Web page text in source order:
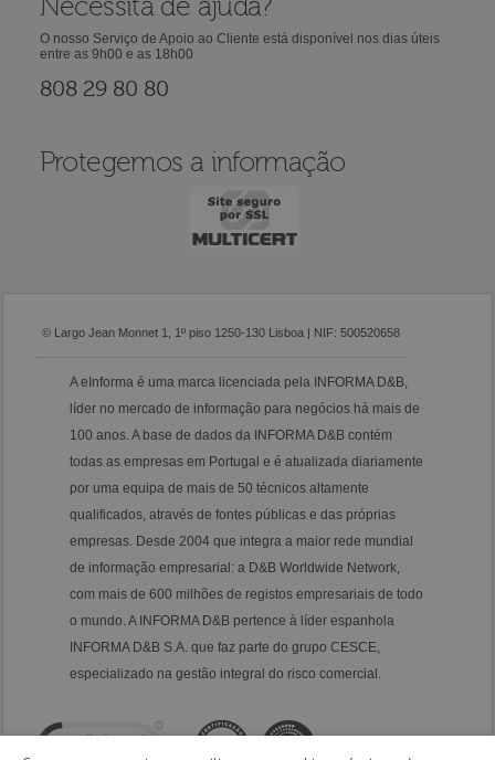
Necessita de ajuda?
O nosso Serviço de Apoio ao Cliente está disponível nos dias úteis
entre as 9h00 e as 18h00
808 29 80 80
Protegemos a informação
© Largo Jean Monnet 1, 1º piso 1250-130 Lisboa | NIF: 500520658
A eInforma é uma marca licenciada pela INFORMA D&B,
líder no mercado de informação para negócios há mais de
100 anos. A base de dados da INFORMA D&B contém
todas as empresas em Portugal e é atualizada diariamente
por uma equipa de mais de 50 técnicos altamente
qualificados, através de fontes públicas e das próprias
empresas. Desde 2004 que integra a maior rede mundial
de informação empresarial: a D&B Worldwide Network,
com mais de 600 milhões de registos empresariais de todo
o mundo. A INFORMA D&B pertence à líder espanhola
INFORMA D&B S.A. que faz parte do grupo CESCE,
especializado na gestão integral do risco comercial.